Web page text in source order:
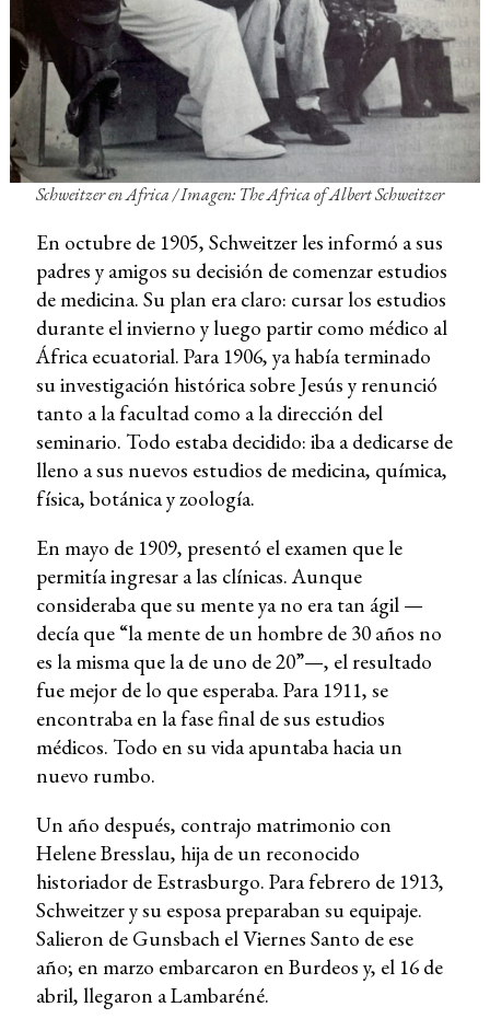
Schweitzer en Africa / Imagen: The Africa of Albert Schweitzer
En octubre de 1905, Schweitzer les informó a sus
padres y amigos su decisión de comenzar estudios
de medicina. Su plan era claro: cursar los estudios
durante el invierno y luego partir como médico al
África ecuatorial. Para 1906, ya había terminado
su investigación histórica sobre Jesús y renunció
tanto a la facultad como a la dirección del
seminario. Todo estaba decidido: iba a dedicarse de
lleno a sus nuevos estudios de medicina, química,
física, botánica y zoología.
En mayo de 1909, presentó el examen que le
permitía ingresar a las clínicas. Aunque
consideraba que su mente ya no era tan ágil —
decía que “la mente de un hombre de 30 años no
es la misma que la de uno de 20”—, el resultado
fue mejor de lo que esperaba. Para 1911, se
encontraba en la fase final de sus estudios
médicos. Todo en su vida apuntaba hacia un
nuevo rumbo.
Un año después, contrajo matrimonio con
Helene Bresslau, hija de un reconocido
historiador de Estrasburgo. Para febrero de 1913,
Schweitzer y su esposa preparaban su equipaje.
Salieron de Gunsbach el Viernes Santo de ese
año; en marzo embarcaron en Burdeos y, el 16 de
abril, llegaron a Lambaréné.